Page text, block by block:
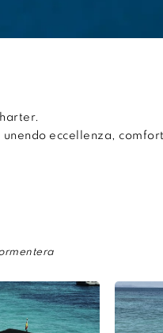
unendo eccellenza,